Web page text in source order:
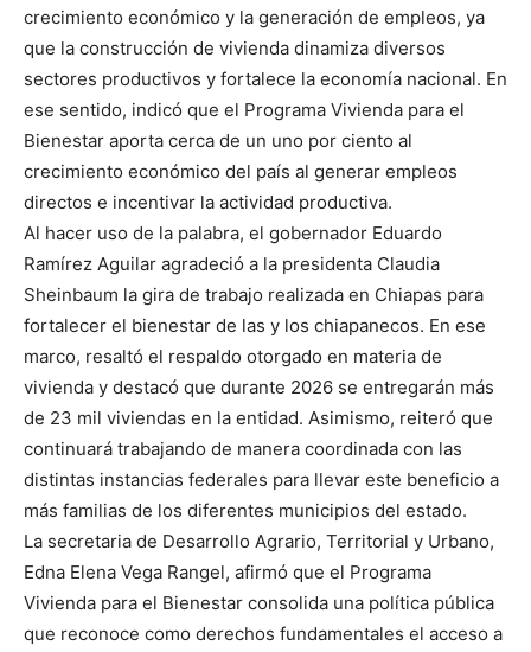
crecimiento económico y la generación de empleos, ya
que la construcción de vivienda dinamiza diversos
sectores productivos y fortalece la economía nacional. En
ese sentido, indicó que el Programa Vivienda para el
Bienestar aporta cerca de un uno por ciento al
crecimiento económico del país al generar empleos
directos e incentivar la actividad productiva.
Al hacer uso de la palabra, el gobernador Eduardo
Ramírez Aguilar agradeció a la presidenta Claudia
Sheinbaum la gira de trabajo realizada en Chiapas para
fortalecer el bienestar de las y los chiapanecos. En ese
marco, resaltó el respaldo otorgado en materia de
vivienda y destacó que durante 2026 se entregarán más
de 23 mil viviendas en la entidad. Asimismo, reiteró que
continuará trabajando de manera coordinada con las
distintas instancias federales para llevar este beneficio a
más familias de los diferentes municipios del estado.
La secretaria de Desarrollo Agrario, Territorial y Urbano,
Edna Elena Vega Rangel, afirmó que el Programa
Vivienda para el Bienestar consolida una política pública
que reconoce como derechos fundamentales el acceso a